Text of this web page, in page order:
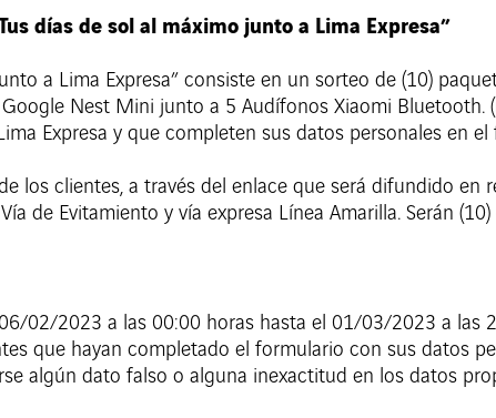
días de sol al máximo junto a Lima Expresa”
a Lima Expresa” consiste en un sorteo de (10)
Google Nest Mini junto a 5 Audífonos Xiaomi
Expresa y que completen sus datos personales en el
los clientes, a través del enlace que será difundido en
de Evitamiento y vía expresa Línea Amarilla. Serán
02/2023 a las 00:00 horas hasta el 01/03/2023 a las
que hayan completado el formulario con sus datos
algún dato falso o alguna inexactitud en los datos